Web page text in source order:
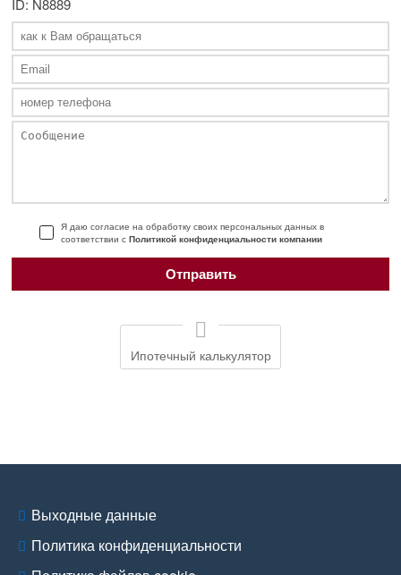
ID: N8889
Я даю согласие на обработку своих персональных данных в
соответствии с Политикой конфиденциальности компании
Ипотечный калькулятор
Выходные данные
Политика конфиденциальности